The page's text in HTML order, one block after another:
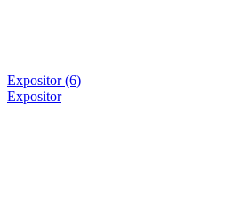
Expositor(6)
Expositor